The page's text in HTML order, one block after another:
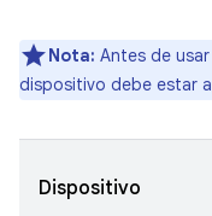
Nota: Antes de
dispositivo debe estar
Dispositivo